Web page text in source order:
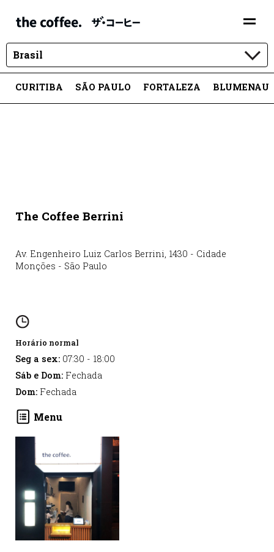
Brasil
CURITIBA SÃO PAULO FORTALEZA BLUMENAU
The Coffee Berrini
Av. Engenheiro Luiz Carlos Berrini, 1430 - Cidade
Monções - São Paulo
Horário normal
Seg a sex: 07:30 - 18:00
Sáb e Dom: Fechada
Dom: Fechada
Menu